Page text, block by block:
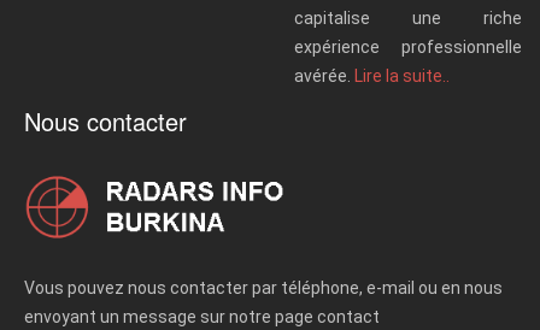
capitalise une riche
expérience professionnelle
avérée.
Lire la suite..
Nous contacter
Vous pouvez nous contacter par téléphone, e-mail ou en nous
envoyant un message sur notre page contact